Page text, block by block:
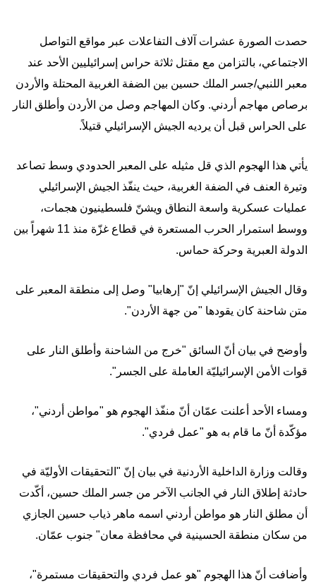
حصدت الصورة عشرات آلاف التفاعلات عبر مواقع التواصل
الاجتماعي، بالتزامن مع مقتل ثلاثة حراس إسرائيليين الأحد عند
معبر اللنبي/جسر الملك حسين بين الضفة الغربية المحتلة والأردن
برصاص مهاجم أردني. وكان المهاجم وصل من الأردن وأطلق النار
على الحراس قبل أن يرديه الجيش الإسرائيلي قتيلاً.
يأتي هذا الهجوم الذي قل مثيله على المعبر الحدودي وسط تصاعد
وتيرة العنف في الضفة الغربية، حيث ينفّذ الجيش الإسرائيلي
عمليات عسكرية واسعة النطاق ويشنّ فلسطينيون هجمات،
ووسط استمرار الحرب المستعرة في قطاع غزّة منذ 11 شهراً بين
الدولة العبرية وحركة حماس.
وقال الجيش الإسرائيلي إنّ "إرهابيا" وصل إلى منطقة المعبر على
متن شاحنة كان يقودها "من جهة الأردن".
وأوضح في بيان أنّ السائق "خرج من الشاحنة وأطلق النار على
قوات الأمن الإسرائيليّة العاملة على الجسر".
ومساء الأحد أعلنت عمّان أنّ منفّذ الهجوم هو "مواطن أردني"،
مؤكّدة أنّ ما قام به هو "عمل فردي".
وقالت وزارة الداخلية الأردنية في بيان إنّ "التحقيقات الأوليّة في
حادثة إطلاق النار في الجانب الآخر من جسر الملك حسين، أكّدت
أن مطلق النار هو مواطن أردني اسمه ماهر ذياب حسين الجازي
من سكان منطقة الحسينية في محافظة معان" جنوب عمّان.
وأضافت أنّ هذا الهجوم "هو عمل فردي والتحقيقات مستمرة"،